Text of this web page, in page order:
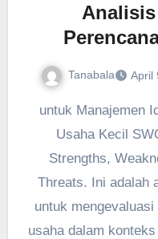
Tanabala April
untuk Manajemen
Usaha Kecil
Strengths,
Threats. Ini adalah
untuk
usaha dalam